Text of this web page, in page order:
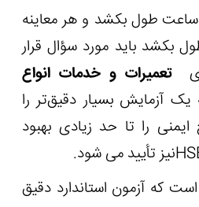
ساعت طول بکشد و هر معاینه
دقیقه طول بکشد باید مورد سؤال قرار
تعمیرات و خدمات انواع
یک آزمایش بسیار دقیق‌تر را
را تا حد زیادی بهبود
نیز تأیید می شود.
که آزمون استاندارد دقیق